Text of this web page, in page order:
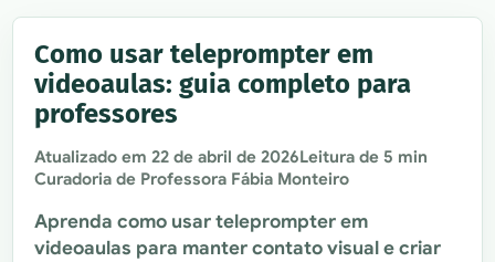
Como usar teleprompter em
videoaulas: guia completo para
professores
Atualizado em22 de abril de 2026Leitura de 5 min
Curadoria de Professora Fábia Monteiro
Aprenda como usar teleprompter em
videoaulas para manter contato visual e criar